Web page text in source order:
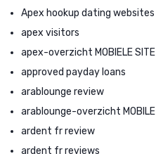
Apex hookup dating websites
apex visitors
apex-overzicht MOBIELE SITE
approved payday loans
arablounge review
arablounge-overzicht MOBILE
ardent fr review
ardent fr reviews